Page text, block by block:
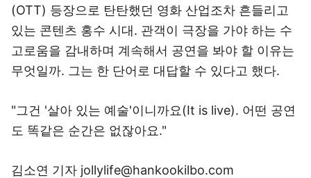
(OTT) 등장으로 탄탄했던 영화 산업조차 흔들리고
있는 콘텐츠 홍수 시대. 관객이 극장을 가야 하는 수
고로움을 감내하며 계속해서 공연을 봐야 할 이유는
무엇일까. 그는 한 단어로 대답할 수 있다고 했다.
"그건 '살아 있는 예술'이니까요(It is live). 어떤 공연
도 똑같은 순간은 없잖아요."
김소연 기자 jollylife@hankookilbo.com